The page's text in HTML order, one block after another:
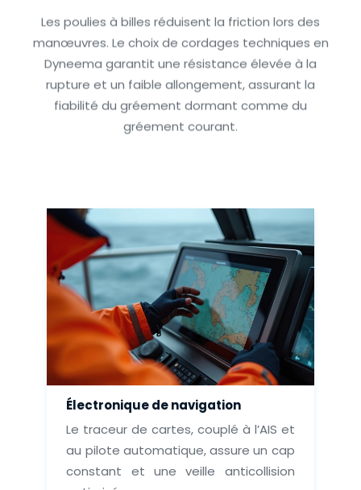
Les poulies à billes réduisent la friction lors des
manœuvres. Le choix de cordages techniques en
Dyneema garantit une résistance élevée à la
rupture et un faible allongement, assurant la
fiabilité du gréement dormant comme du
gréement courant.
Électronique de navigation
Le traceur de cartes, couplé à l’AIS et
au pilote automatique, assure un cap
constant et une veille anticollision